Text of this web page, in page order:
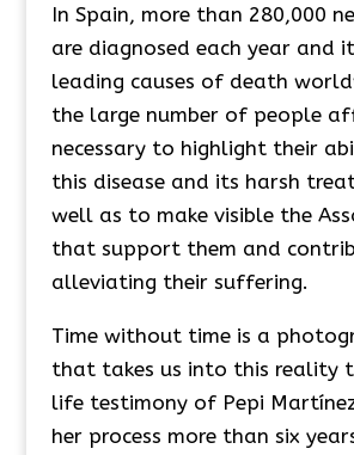
In Spain, more than 280,000
are diagnosed each year and
leading causes of death
the large number of people
necessary to highlight their
this disease and its harsh
well as to make visible the
that support them and
alleviating their suffering.
Time without time is a
that takes us into this reality
life testimony of Pepi
her process more than six